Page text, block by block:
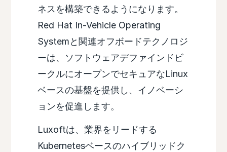
ネスを構築できるようになります。
Red Hat In-Vehicle Operating
Systemと関連オフボードテクノロジ
ーは、ソフトウェアデファインドビ
ークルにオープンでセキュアなLinux
ベースの基盤を提供し、イノベーシ
ョンを促進します。
Luxoftは、業界をリードする
Kubernetesベースのハイブリッドク